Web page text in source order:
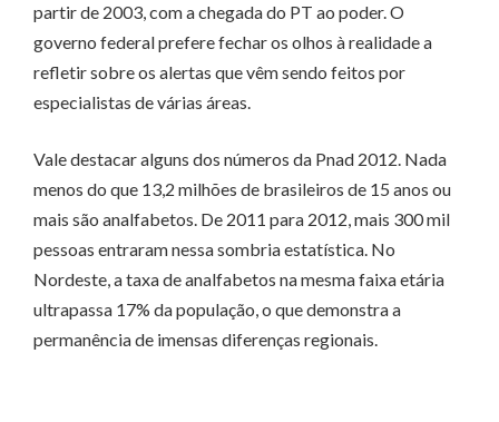
partir de 2003, com a chegada do PT ao poder. O
governo federal prefere fechar os olhos à realidade a
refletir sobre os alertas que vêm sendo feitos por
especialistas de várias áreas.
Vale destacar alguns dos números da Pnad 2012. Nada
menos do que 13,2 milhões de brasileiros de 15 anos ou
mais são analfabetos. De 2011 para 2012, mais 300 mil
pessoas entraram nessa sombria estatística. No
Nordeste, a taxa de analfabetos na mesma faixa etária
ultrapassa 17% da população, o que demonstra a
permanência de imensas diferenças regionais.